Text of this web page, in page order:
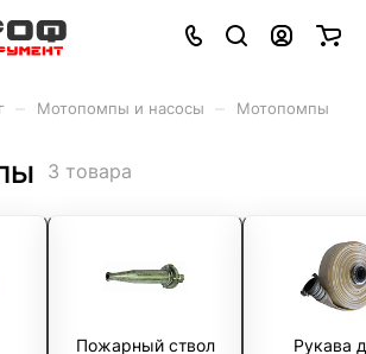
Мотопомпы и насосы Мотопомпы
3 товара
Пожарный ствол
Рукава